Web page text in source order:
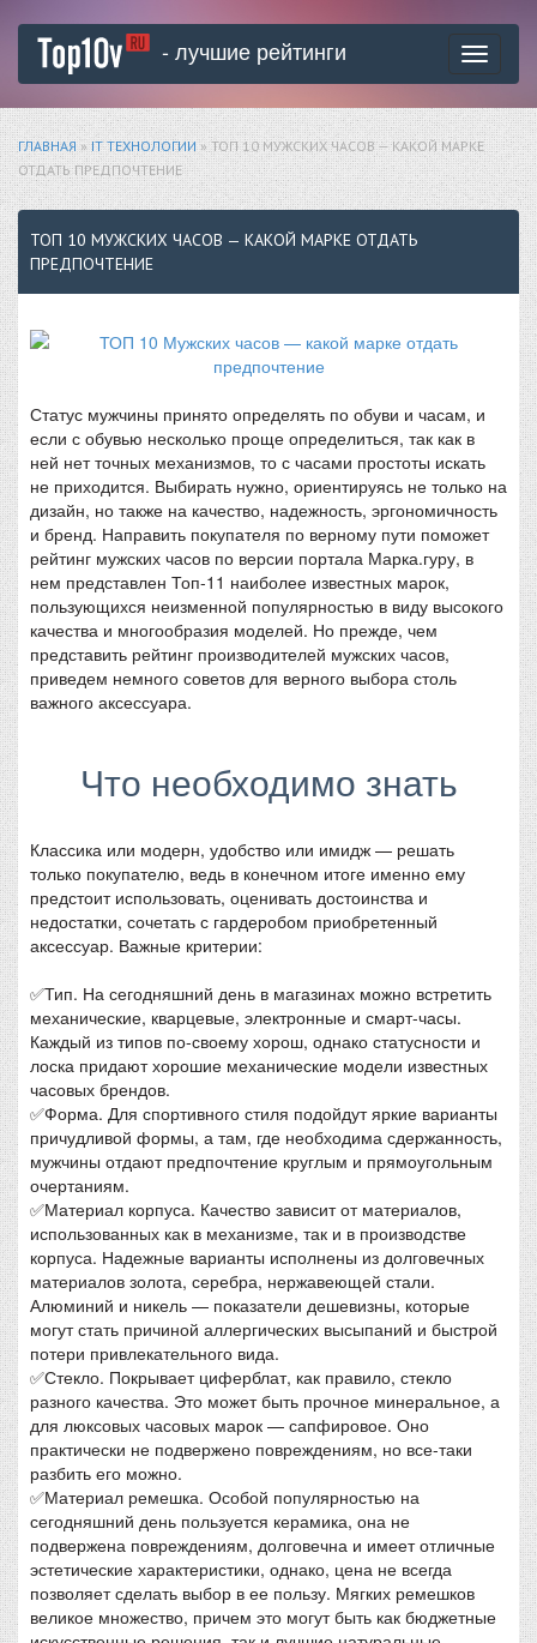
Toggle
- лучшие рейтинги
ГЛАВНАЯ »IT ТЕХНОЛОГИИ» ТОП 10 МУЖСКИХ ЧАСОВ — КАКОЙ МАРКЕ
ОТДАТЬ ПРЕДПОЧТЕНИЕ
ТОП 10 МУЖСКИХ ЧАСОВ — КАКОЙ МАРКЕ ОТДАТЬ
ПРЕДПОЧТЕНИЕ
Статус мужчины принято определять по обуви и часам, и
если с обувью несколько проще определиться, так как в
ней нет точных механизмов, то с часами простоты искать
не приходится. Выбирать нужно, ориентируясь не только на
дизайн, но также на качество, надежность, эргономичность
и бренд. Направить покупателя по верному пути поможет
рейтинг мужских часов по версии портала Марка.гуру, в
нем представлен Топ-11 наиболее известных марок,
пользующихся неизменной популярностью в виду высокого
качества и многообразия моделей. Но прежде, чем
представить рейтинг производителей мужских часов,
приведем немного советов для верного выбора столь
важного аксессуара.
Что необходимо знать
Классика или модерн, удобство или имидж — решать
только покупателю, ведь в конечном итоге именно ему
предстоит использовать, оценивать достоинства и
недостатки, сочетать с гардеробом приобретенный
аксессуар. Важные критерии:
✅Тип. На сегодняшний день в магазинах можно встретить
механические, кварцевые, электронные и смарт-часы.
Каждый из типов по-своему хорош, однако статусности и
лоска придают хорошие механические модели известных
часовых брендов.
✅Форма. Для спортивного стиля подойдут яркие варианты
причудливой формы, а там, где необходима сдержанность,
мужчины отдают предпочтение круглым и прямоугольным
очертаниям.
✅Материал корпуса. Качество зависит от материалов,
использованных как в механизме, так и в производстве
корпуса. Надежные варианты исполнены из долговечных
материалов золота, серебра, нержавеющей стали.
Алюминий и никель — показатели дешевизны, которые
могут стать причиной аллергических высыпаний и быстрой
потери привлекательного вида.
✅Стекло. Покрывает циферблат, как правило, стекло
разного качества. Это может быть прочное минеральное, а
для люксовых часовых марок — сапфировое. Оно
практически не подвержено повреждениям, но все-таки
разбить его можно.
✅Материал ремешка. Особой популярностью на
сегодняшний день пользуется керамика, она не
подвержена повреждениям, долговечна и имеет отличные
эстетические характеристики, однако, цена не всегда
позволяет сделать выбор в ее пользу. Мягких ремешков
великое множество, причем это могут быть как бюджетные